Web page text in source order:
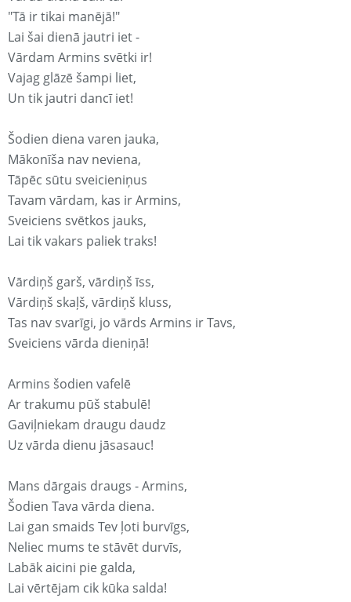
"Tā ir tikai manējā!"
Lai šai dienā jautri iet -
Vārdam Armins svētki ir!
Vajag glāzē šampi liet,
Un tik jautri dancī iet!
Šodien diena varen jauka,
Mākonīša nav neviena,
Tāpēc sūtu sveicieniņus
Tavam vārdam, kas ir Armins,
Sveiciens svētkos jauks,
Lai tik vakars paliek traks!
Vārdiņš garš, vārdiņš īss,
Vārdiņš skaļš, vārdiņš kluss,
Tas nav svarīgi, jo vārds Armins ir Tavs,
Sveiciens vārda dieniņā!
Armins šodien vafelē
Ar trakumu pūš stabulē!
Gaviļniekam draugu daudz
Uz vārda dienu jāsasauc!
Mans dārgais draugs - Armins,
Šodien Tava vārda diena.
Lai gan smaids Tev ļoti burvīgs,
Neliec mums te stāvēt durvīs,
Labāk aicini pie galda,
Lai vērtējam cik kūka salda!